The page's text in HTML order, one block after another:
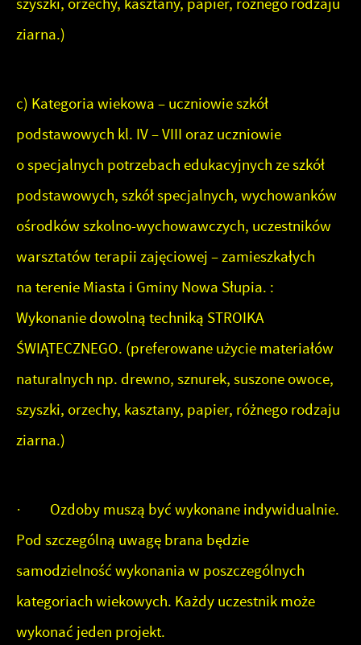
ziarna.)
c) Kategoria wiekowa – uczniowie szkół
podstawowych kl. IV – VIII oraz uczniowie
o specjalnych potrzebach edukacyjnych ze szkół
podstawowych, szkół specjalnych, wychowanków
ośrodków szkolno-wychowawczych, uczestników
warsztatów terapii zajęciowej – zamieszkałych
na terenie Miasta i Gminy Nowa Słupia. :
Wykonanie dowolną techniką STROIKA
ŚWIĄTECZNEGO. (preferowane użycie materiałów
naturalnych np. drewno, sznurek, suszone owoce,
szyszki, orzechy, kasztany, papier, różnego rodzaju
ziarna.)
· Ozdoby muszą być wykonane indywidualnie.
Pod szczególną uwagę brana będzie
samodzielność wykonania w poszczególnych
kategoriach wiekowych. Każdy uczestnik może
wykonać jeden projekt.